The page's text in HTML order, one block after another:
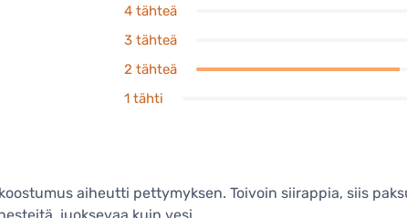
4 tähteä
3 tähteä
2 tähteä
1 tähti
aiheutti pettymyksen. Toivoin siirappia, siis
juoksevaa kuin vesi